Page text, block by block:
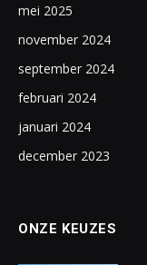
mei 2025
november 2024
september 2024
februari 2024
januari 2024
december 2023
ONZE KEUZES